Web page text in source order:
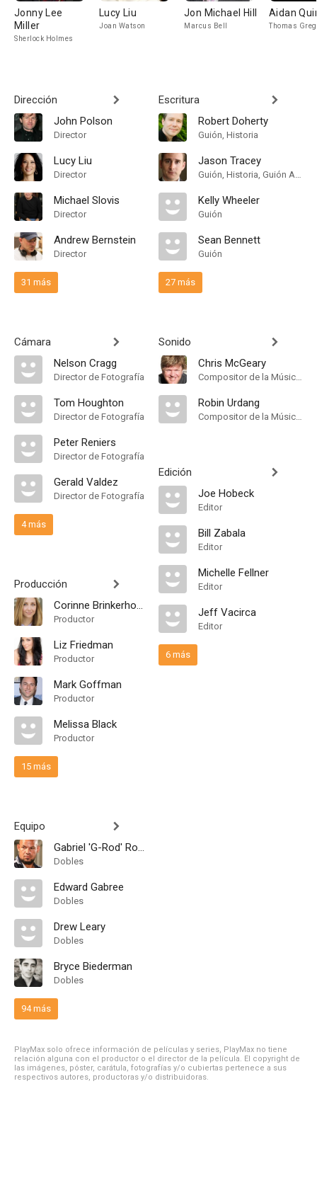
Jonny Lee
Miller
Sherlock Holmes
Lucy Liu
Joan Watson
Jon Michael Hill
Marcus Bell
Aidan
Thomas
Dirección
John Polson
Director
Lucy Liu
Director
Michael Slovis
Director
Andrew Bernstein
Director
31 más
Cámara
Nelson Cragg
Director de Fotografía
Tom Houghton
Director de Fotografía
Peter Reniers
Director de Fotografía
Gerald Valdez
Director de Fotografía
4 más
Producción
Corinne Brinkerhoff
Productor
Liz Friedman
Productor
Mark Goffman
Productor
Melissa Black
Productor
15 más
Equipo
Gabriel 'G-Rod' Rodriguez
Dobles
Edward Gabree
Dobles
Drew Leary
Dobles
Bryce Biederman
Dobles
94 más
Escritura
Robert Doherty
Guión, Historia
Jason Tracey
Guión, Historia, Guión Adaptado
Kelly Wheeler
Guión
Sean Bennett
Guión
27 más
Sonido
Chris McGeary
Compositor de la Música Original
Robin Urdang
Compositor de la Música Original
Edición
Joe Hobeck
Editor
Bill Zabala
Editor
Michelle Fellner
Editor
Jeff Vacirca
Editor
6 más
PlayMax solo ofrece información de películas y series, PlayMax no tiene
relación alguna con el productor o el director de la película. El copyright de
las imágenes, póster, carátula, fotografías y/o cubiertas pertenece a sus
respectivos autores, productoras y/o distribuidoras.